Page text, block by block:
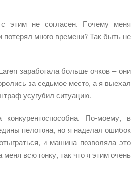
этим не согласен. Почему меня
много времени? Так быть не
заработала больше очков – они
за седьмое место, а я выехал
усугубил ситуацию.
По-моему, в
пелотона, но я наделал ошибок
и машина позволяла это
всю гонку, так что я этим очень